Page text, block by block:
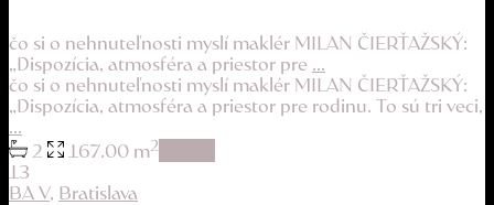
čo si o nehnuteľnosti myslí maklér MILAN ČIERŤAŽSKÝ:
„Dispozícia, atmosféra a priestor pre ...
čo si o nehnuteľnosti myslí maklér MILAN ČIERŤAŽSKÝ:
„Dispozícia, atmosféra a priestor pre rodinu. To sú tri veci,
...
2
167.00 m2
13
BA V, Bratislava